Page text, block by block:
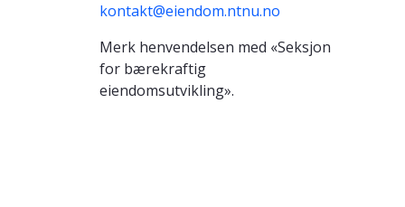
kontakt@eiendom.ntnu.no
Merk henvendelsen med «Seksjon
for bærekraftig
eiendomsutvikling».